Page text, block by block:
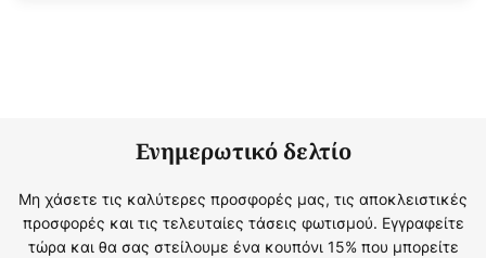
Ενημερωτικό δελτίο
Μη χάσετε τις καλύτερες προσφορές μας, τις αποκλειστικές
προσφορές και τις τελευταίες τάσεις φωτισμού. Εγγραφείτε
τώρα και θα σας στείλουμε ένα κουπόνι 15% που μπορείτε